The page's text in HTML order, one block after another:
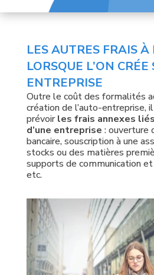
LES AUTRES FRAIS À
LORSQUE L’ON
ENTREPRISE
Outre le coût des formalités
création de l’auto-entreprise,
prévoirles frais annexes
d’une entreprise : ouverture
bancaire, souscription à une
stocks ou des matières
supports de communication
etc.